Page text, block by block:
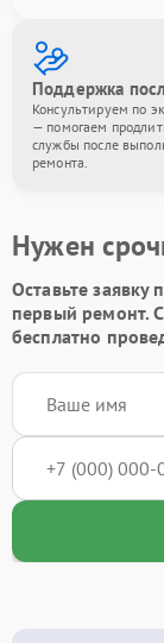
Поддержка
Консультируем по
— помогаем
службы после
ремонта.
Нужен
Оставьте заявку
первый ремонт.
бесплатно